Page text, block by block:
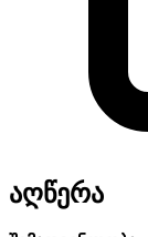
აღწერა